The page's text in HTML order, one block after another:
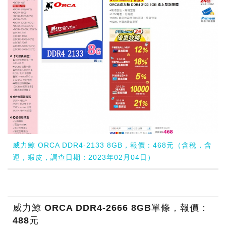
威力鯨 ORCA DDR4-2133 8GB，報價：468元（含稅，含
運，蝦皮，調查日期：2023年02月04日）
威力鯨 ORCA DDR4-2666 8GB單條，報價：
488元